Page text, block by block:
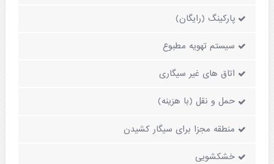
پارکینگ (رایگان)
سیستم تهویه مطبوع
اتاق های غیر سیگاری
حمل و نقل (با هزینه)
منطقه مجزا برای سیگار کشیدن
خشکشویی